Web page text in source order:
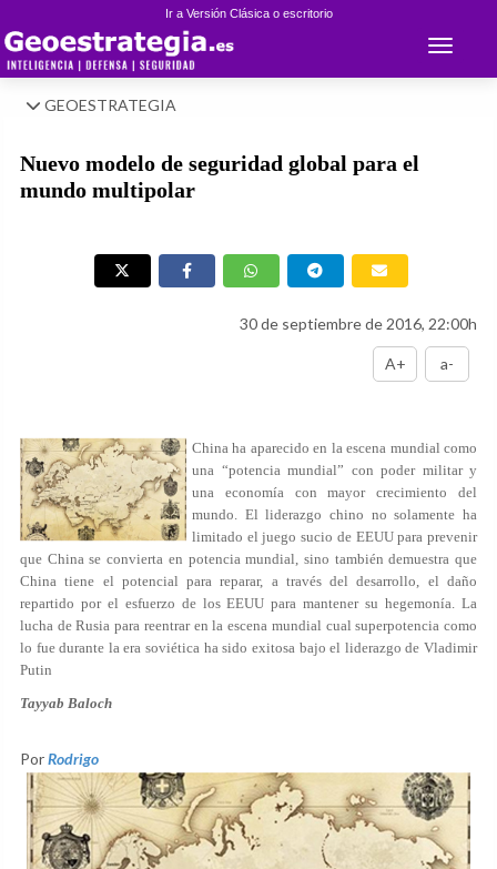
Ir a Versión Clásica o escritorio
Toggle
GEOESTRATEGIA
Nuevo modelo de seguridad global para el
mundo multipolar
30 de septiembre de 2016, 22:00h
A+ a-
China ha aparecido en la escena mundial como
una “potencia mundial” con poder militar y
una economía con mayor crecimiento del
mundo. El liderazgo chino no solamente ha
limitado el juego sucio de EEUU para prevenir
que China se convierta en potencia mundial, sino también demuestra que
China tiene el potencial para reparar, a través del desarrollo, el daño
repartido por el esfuerzo de los EEUU para mantener su hegemonía. La
lucha de Rusia para reentrar en la escena mundial cual superpotencia como
lo fue durante la era soviética ha sido exitosa bajo el liderazgo de Vladimir
Putin
Tayyab Baloch
PorRodrigo